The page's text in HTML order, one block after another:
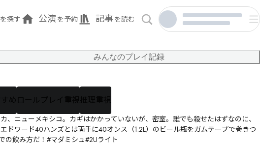
を探す 公演 を予約 記事 を読む
みんなのプレイ記録
め ロールプレイ重視推理重視
ニューメキシコ。カギはかかっていないが、密室。誰でも殺せたはずなのに、
ドワード40ハンズとは両手に40オンス（1.2L）のビール瓶をガムテープで巻きつ
の飲み方だ！#マダミシュ#2Uライト